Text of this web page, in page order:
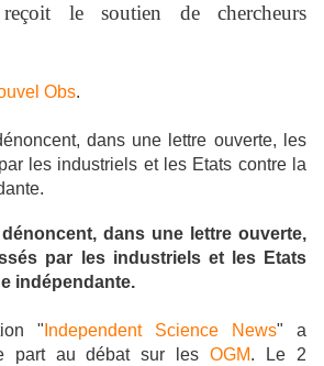
le soutien de chercheurs
Obs.
dans une lettre ouverte, les
les industriels et les Etats contre la
dans une lettre ouverte,
par les industriels et les Etats
indépendante.
" Independent Science News" a
part au débat sur lesOGM. Le 2